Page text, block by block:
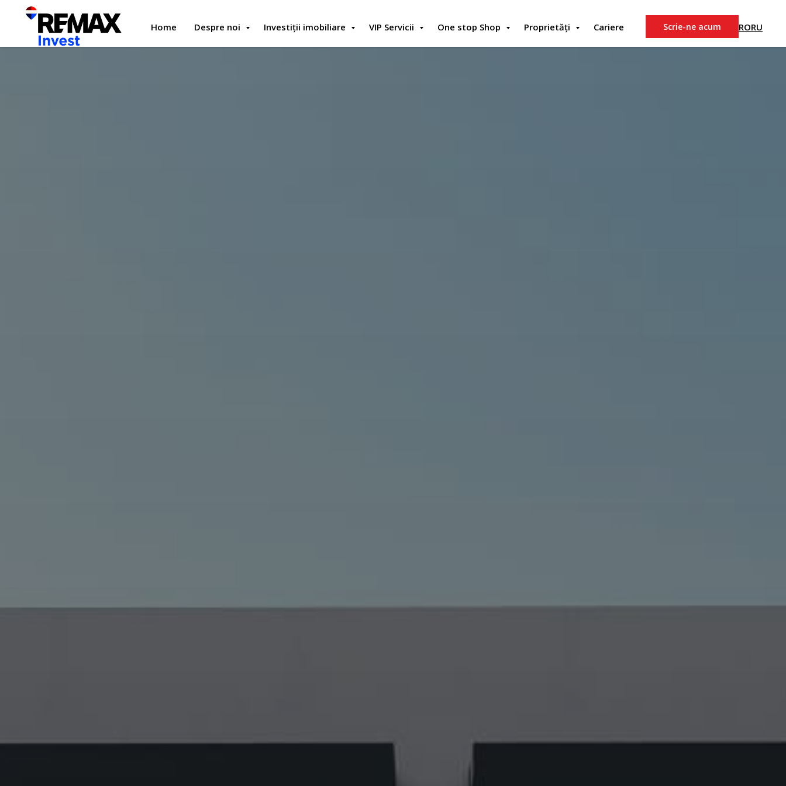
Home Despre noi Investiții imobiliare VIP Servicii One stop Shop Proprietăți Cariere Scrie-ne acum RORU